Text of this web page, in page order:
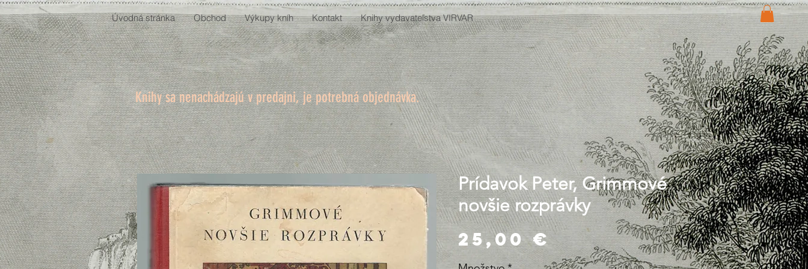
Úvodná stránka Obchod Výkupy kníh Kontakt Knihy vydavateľstva VIRVAR
Prídavok Peter, Grimmové
novšie rozprávky
25,00 €Price
Knihy sa nenachádzajú v predajni, je potrebná objednávka.